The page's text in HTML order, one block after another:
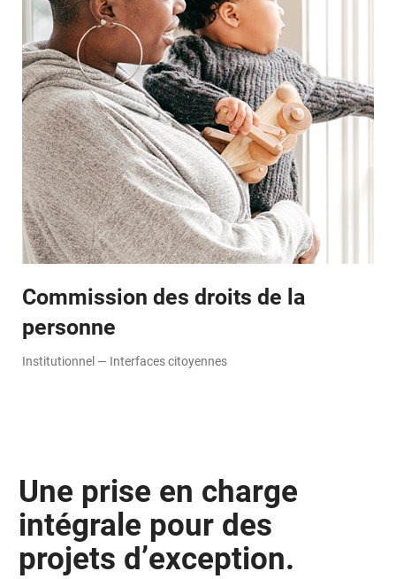
Commission des droits de la
personne
Institutionnel — Interfaces citoyennes
Une prise en charge
intégrale pour des
projets d’exception.